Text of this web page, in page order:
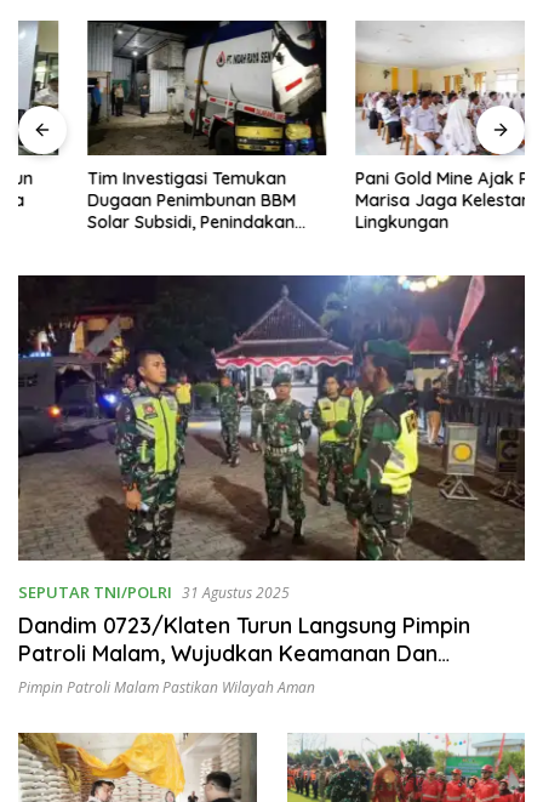
Tim Investigasi Temukan
Dugaan Penimbunan BBM
Solar Subsidi, Penindakan
Pani Gold Mine Ajak Pelajar
Marisa Jaga Kelestarian
Lingkungan
SEPUTAR TNI/POLRI 31 Agustus 2025
Dandim 0723/Klaten Turun Langsung Pimpin
Patroli Malam, Wujudkan Keamanan Dan
Ketertiban Masyarakat
Pimpin Patroli Malam Pastikan Wilayah Aman